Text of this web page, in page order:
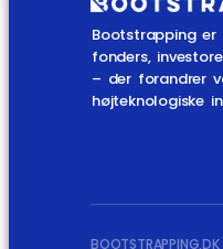
Bootstrapping
fonders,
– der forandrer
højteknologiske
BOOTSTRAPPING.DK